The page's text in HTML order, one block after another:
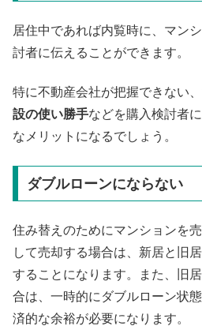
居住中であれば内覧時に、マン
討者に伝えることができます。
特に不動産会社が把握できない、
設の使い勝手などを購入検討者
なメリットになるでしょう。
ダブルローンにならない
住み替えのためにマンションを
して売却する場合は、新居と旧
することになります。また、旧
合は、一時的にダブルローン状
済的な余裕が必要になります。